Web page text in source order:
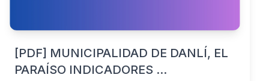
[PDF] MUNICIPALIDAD DE DANLÍ, EL
PARAÍSO INDICADORES ...